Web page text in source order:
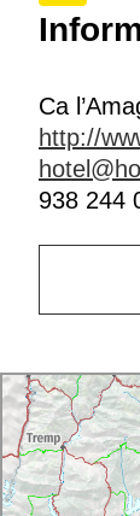
Ca
http://
938 244